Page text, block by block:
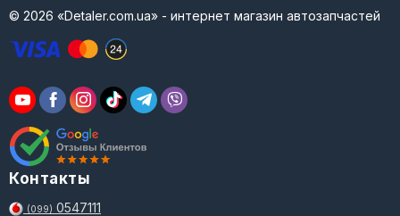
© 2026 «Detaler.com.ua» - интернет магазин автозапчастей
Контакты
(099) 0547111